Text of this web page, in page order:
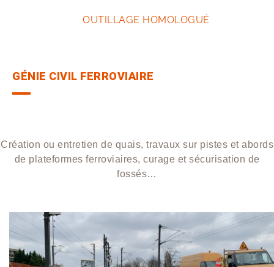
OUTILLAGE HOMOLOGUÉ
GÉNIE CIVIL FERROVIAIRE
Création ou entretien de quais, travaux sur pistes et abords
de plateformes ferroviaires, curage et sécurisation de
fossés…